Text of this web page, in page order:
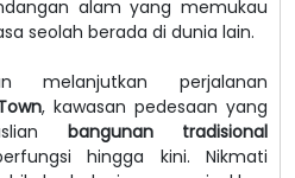
alam yang memukau
seolah berada di dunia lain.
melanjutkan perjalanan
, kawasan pedesaan yang
bangunan tradisional
hingga kini. Nikmati